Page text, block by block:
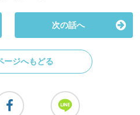
次の話へ
ージへもどる